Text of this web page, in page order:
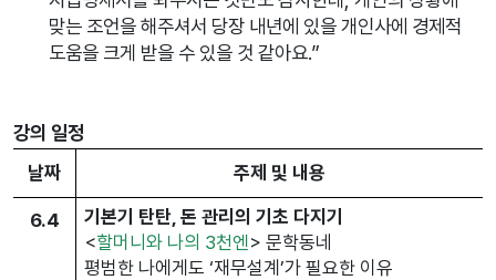
맞는 조언을 해주셔서 당장 내년에 있을 개인사에 경제적
도움을 크게 받을 수 있을 것 같아요.”
강의 일정
날짜 주제 및 내용
6.4
기본기 탄탄, 돈 관리의 기초 다지기
<할머니와 나의 3천엔> 문학동네
평범한 나에게도 ‘재무설계’가 필요한 이유